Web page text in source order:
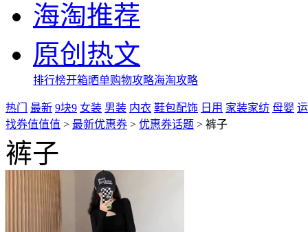
海淘推荐
原创热文
排行榜开箱晒单购物攻略海淘攻略
热门 最新 9块9 女装 男装 内衣 鞋包配饰 日用 家装家纺 母婴
找券值值值 > 最新优惠券 > 优惠券话题 > 裤子
裤子